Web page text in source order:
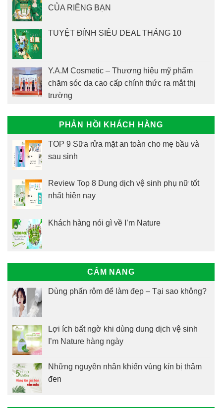
CỦA RIÊNG BẠN
TUYỆT ĐỈNH SIÊU DEAL THÁNG 10
Y.A.M Cosmetic – Thương hiệu mỹ phẩm
chăm sóc da cao cấp chính thức ra mắt thị
trường
PHẢN HỒI KHÁCH HÀNG
TOP 9 Sữa rửa mặt an toàn cho mẹ bầu và
sau sinh
Review Top 8 Dung dịch vệ sinh phụ nữ tốt
nhất hiện nay
Khách hàng nói gì về I’m Nature
CẨM NANG
Dùng phấn rôm để làm đẹp – Tại sao không?
Lợi ích bất ngờ khi dùng dung dịch vệ sinh
I’m Nature hàng ngày
Những nguyên nhân khiến vùng kín bị thâm
đen